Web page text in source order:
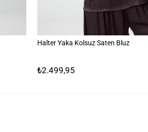
Halter Yaka Kolsuz Saten Bluz
₺2.499,95